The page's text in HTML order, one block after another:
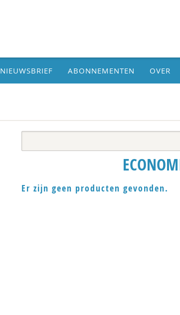
NIEUWSBRIEF ABONNEMENTEN OVER
Er zijn geen producten gevonden.